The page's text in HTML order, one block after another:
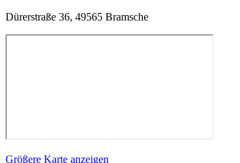
Dürerstraße 36, 49565 Bramsche
Größere Karte anzeigen